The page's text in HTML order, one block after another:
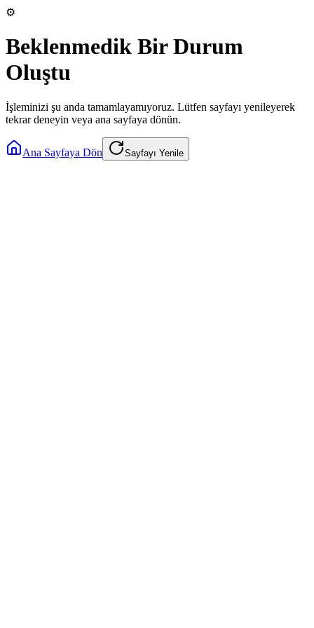
⚙️
Beklenmedik Bir Durum
Oluştu
İşleminizi şu anda tamamlayamıyoruz. Lütfen sayfayı yenileyerek
tekrar deneyin veya ana sayfaya dönün.
Ana Sayfaya Dön Sayfayı Yenile